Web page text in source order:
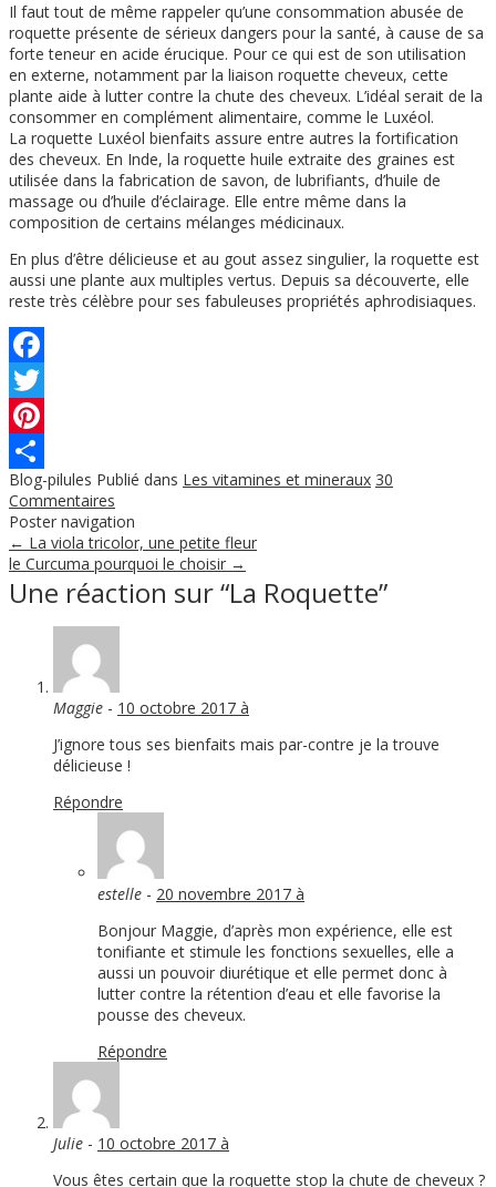
Il faut tout de même rappeler qu’une consommation abusée de
roquette présente de sérieux dangers pour la santé, à cause de sa
forte teneur en acide érucique. Pour ce qui est de son utilisation
en externe, notamment par la liaison roquette cheveux, cette
plante aide à lutter contre la chute des cheveux. L’idéal serait de la
consommer en complément alimentaire, comme le Luxéol.
La roquette Luxéol bienfaits assure entre autres la fortification
des cheveux. En Inde, la roquette huile extraite des graines est
utilisée dans la fabrication de savon, de lubrifiants, d’huile de
massage ou d’huile d’éclairage. Elle entre même dans la
composition de certains mélanges médicinaux.
En plus d’être délicieuse et au gout assez singulier, la roquette est
aussi une plante aux multiples vertus. Depuis sa découverte, elle
reste très célèbre pour ses fabuleuses propriétés aphrodisiaques.
Facebook
Twitter
Pinterest
Partager
Blog-pilules Publié dans Les vitamines et mineraux 30
Commentaires
Poster navigation
← La viola tricolor, une petite fleur
le Curcuma pourquoi le choisir →
Une réaction sur “La Roquette”
Maggie - 10 octobre 2017 à
J’ignore tous ses bienfaits mais par-contre je la trouve
délicieuse !
Répondre
estelle - 20 novembre 2017 à
Bonjour Maggie, d’après mon expérience, elle est
tonifiante et stimule les fonctions sexuelles, elle a
aussi un pouvoir diurétique et elle permet donc à
lutter contre la rétention d’eau et elle favorise la
pousse des cheveux.
Répondre
Julie - 10 octobre 2017 à
Vous êtes certain que la roquette stop la chute de cheveux ?